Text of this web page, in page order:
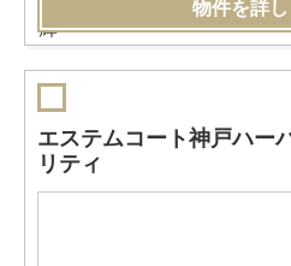
物件を詳
エステムコート神戸ハー
リティ